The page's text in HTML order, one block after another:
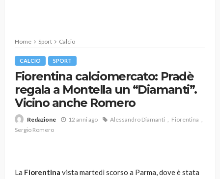
Home Sport Calcio
CALCIO SPORT
Fiorentina calciomercato: Pradè
regala a Montella un “Diamanti”.
Vicino anche Romero
Redazione 12 anni ago Alessandro Diamanti
Fiorentina
Sergio Romero
La Fiorentina vista martedì scorso a Parma, dove è stata